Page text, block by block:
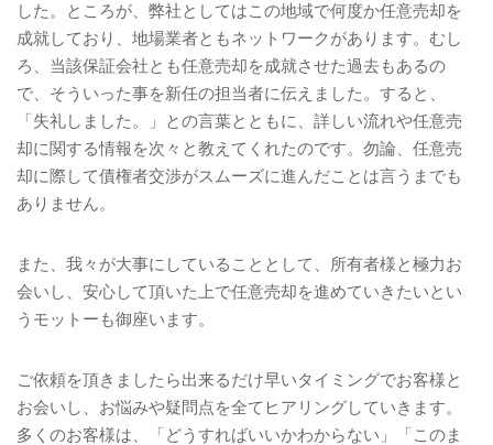
した。ところが、弊社としてはこの地域で何度か任意売却を
成就しており、地場業者ともネットワークがあります。むし
ろ、当該保証会社とも任意売却を成就させた過去もあるの
で、そういった事を新任の担当者に伝えました。すると、
「失礼しました。」との言葉とともに、詳しい流れや任意売
却に関する情報を次々と教えてくれたのです。勿論、任意売
却に際して債権者交渉がスムーズに進んだことは言うまでも
ありません。
また、我々が大事にしていることとして、所有者様と極力お
会いし、安心して頂いた上で任意売却を進めていきたいとい
うモットーも御座います。
ご依頼を頂きましたら出来るだけ早いタイミングでお客様と
お会いし、お悩みや疑問点を全てヒアリングしていきます。
多くのお客様は、「どうすればいいかわからない」「このま